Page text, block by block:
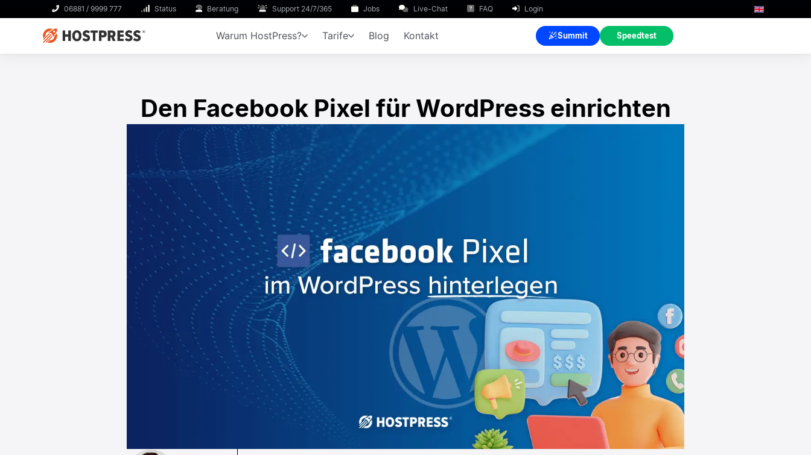
06881 / 9999 777 Status Beratung Support 24/7/365 Jobs Live-Chat FAQ Login
Warum HostPress? Tarife Blog Kontakt Summit Speedtest
Den Facebook Pixel für WordPress einrichten